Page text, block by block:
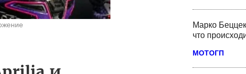
Марко
что
МОТОГП